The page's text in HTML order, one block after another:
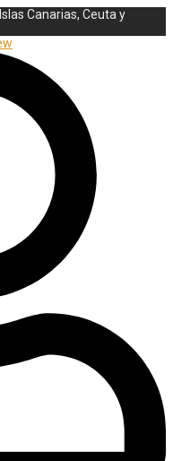
Canarias, Ceuta y